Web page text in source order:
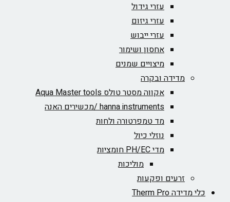
עזרי גידול
עזרי גיזום
עזרי ייבוש
אחסון ושימור
מיצויים שמנים
מדידה ובקרה
אקווה מסטר טולס Aqua Master tools
hanna instruments /מכשירים האנה
מד טמפרטורה ולחות
נוזלי כיול
מדי PH/EC חומציות
מוליכות
זרעים ופקעות
כלי מדידה Therm Pro